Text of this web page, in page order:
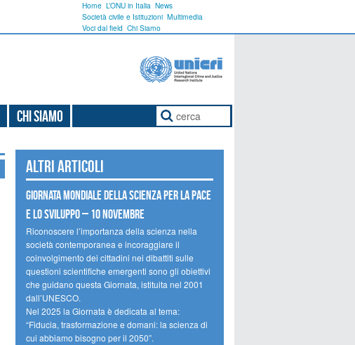
Home L’ONU in Italia News
Società civile e Istituzioni Multimedia
Voci dal field Chi Siamo
Chi Siamo
Altri articoli
Giornata mondiale della scienza per la pace
e lo sviluppo – 10 novembre
Riconoscere l’importanza della scienza nella
società contemporanea e incoraggiare il
coinvolgimento dei cittadini nei dibattiti sulle
questioni scientifiche emergenti sono gli obiettivi
che guidano questa Giornata, istituita nel 2001
dall’UNESCO.
Nel 2025 la Giornata è dedicata al tema:
“Fiducia, trasformazione e domani: la scienza di
cui abbiamo bisogno per il 2050”.